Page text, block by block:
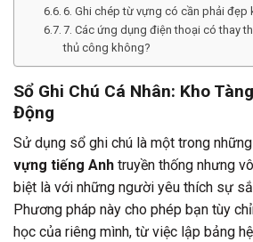
6. Ghi chép từ vựng có cần phải đẹp
7. Các ứng dụng điện thoại có thay
thủ công không?
Sổ Ghi Chú Cá Nhân: Kho
Động
Sử dụng sổ ghi chú là một trong những
vựng tiếng Anh truyền thống nhưng
biệt là với những người yêu thích sự
Phương pháp này cho phép bạn tùy
học của riêng mình, từ việc lập bảng